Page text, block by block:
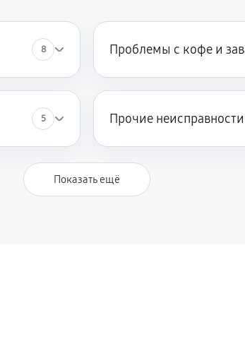
8 Проблемы с кофе и
5 Прочие неисправности
Показать ещё